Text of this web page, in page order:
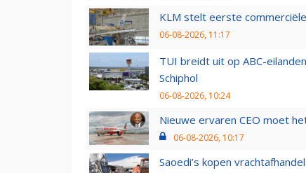
KLM stelt eerste
06-08-2026, 11:17
TUI breidt uit op ABC-
Schiphol
06-08-2026, 10:24
Nieuwe ervaren CEO moet
06-08-2026, 10:17
Saoedi’s kopen